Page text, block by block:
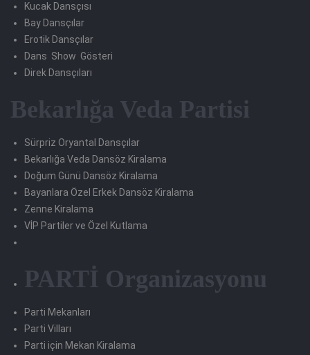
Kucak Dansçısı
Bay Dansçılar
Erotik Dansçılar
Dans Show Gösteri
Direk Dansçıları
Bekarlığa Veda Partisi
Sürpriz Oryantal Dansçılar
Bekarlığa Veda Dansöz Kiralama
Doğum Günü Dansöz Kiralama
Bayanlara Özel Erkek Dansöz Kiralama
Zenne Kiralama
VİP Partiler ve Özel Kutlama
PARTİ Organizasyonu
Parti Mekanları
Parti Vilları
Parti için Mekan Kiralama